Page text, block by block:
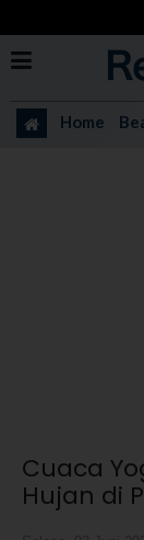
Home
Cuaca
Hujan di